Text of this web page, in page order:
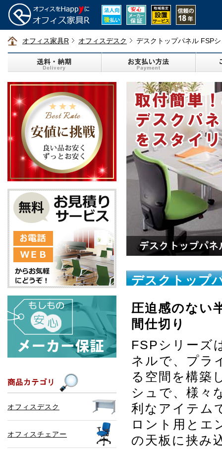
オフィス家具R オフィスデスク デスクトップパネル FSP
デスクトップ
圧迫感のない
間仕切り
FSPシリーズ
ネルで、プラ
る空間を構築
シュで、様々
利なアイテム
ロント用とエ
の天板に挟み
オフィスデスク
オフィスチェアー